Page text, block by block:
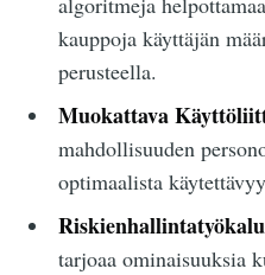
kauppoja käyttäjän
perusteella.
Muokattava
mahdollisuuden
optimaalista
tarjoaa ominaisuuksia